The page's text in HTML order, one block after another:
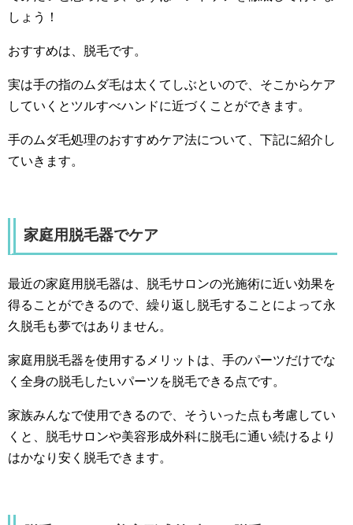
しょう！
おすすめは、脱毛です。
実は手の指のムダ毛は太くてしぶといので、そこからケア
していくとツルすべハンドに近づくことができます。
手のムダ毛処理のおすすめケア法について、下記に紹介し
ていきます。
家庭用脱毛器でケア
最近の家庭用脱毛器は、脱毛サロンの光施術に近い効果を
得ることができるので、繰り返し脱毛することによって永
久脱毛も夢ではありません。
家庭用脱毛器を使用するメリットは、手のパーツだけでな
く全身の脱毛したいパーツを脱毛できる点です。
家族みんなで使用できるので、そういった点も考慮してい
くと、脱毛サロンや美容形成外科に脱毛に通い続けるより
はかなり安く脱毛できます。